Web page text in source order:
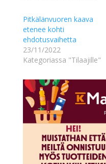
Pitkälänvuoren kaava
etenee kohti
ehdotusvaihetta
23/11/2022
Kategoriassa "Tilaajille"